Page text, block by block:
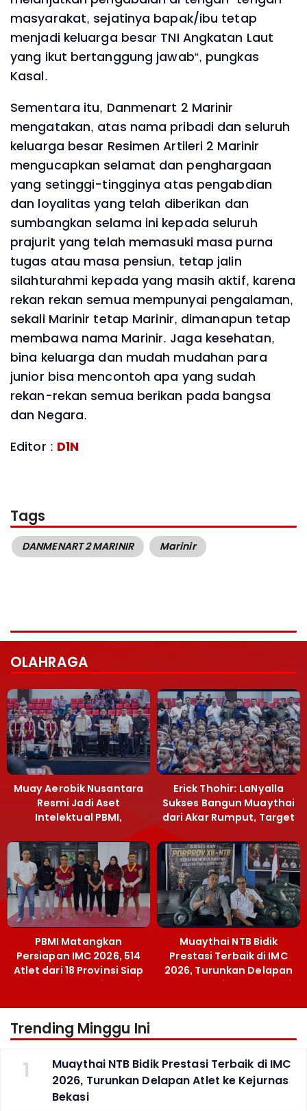
masyarakat, sejatinya bapak/ibu tetap
menjadi keluarga besar TNI Angkatan Laut
yang ikut bertanggung jawab“, pungkas
Kasal.
Sementara itu, Danmenart 2 Marinir
mengatakan, atas nama pribadi dan seluruh
keluarga besar Resimen Artileri 2 Marinir
mengucapkan selamat dan penghargaan
yang setinggi-tingginya atas pengabdian
dan loyalitas yang telah diberikan dan
sumbangkan selama ini kepada seluruh
prajurit yang telah memasuki masa purna
tugas atau masa pensiun, tetap jalin
silahturahmi kepada yang masih aktif, karena
rekan rekan semua mempunyai pengalaman,
sekali Marinir tetap Marinir, dimanapun tetap
membawa nama Marinir. Jaga kesehatan,
bina keluarga dan mudah mudahan para
junior bisa mencontoh apa yang sudah
rekan-rekan semua berikan pada bangsa
dan Negara.
Editor : D1N
Tags
DANMENART 2 MARINIR Marinir
OLAHRAGA
Muay Aerobik Nusantara
Resmi Jadi Aset
Intelektual PBMI,
Terobosan Bangun
Grassroots
Erick Thohir: LaNyalla
Sukses Bangun Muaythai
dari Akar Rumput, Target
PBMI Matangkan
Persiapan IMC 2026, 514
Atlet dari 18 Provinsi Siap
Berlaga Besok di Bekasi
Muaythai NTB Bidik
Prestasi Terbaik di IMC
2026, Turunkan Delapan
Atlet ke Kejurnas Bekasi
Trending Minggu Ini
1
Muaythai NTB Bidik Prestasi Terbaik di IMC
2026, Turunkan Delapan Atlet ke Kejurnas
Bekasi